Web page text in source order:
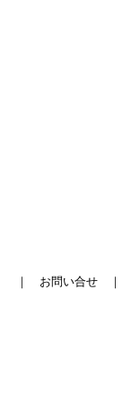
｜ お問い合せ ｜